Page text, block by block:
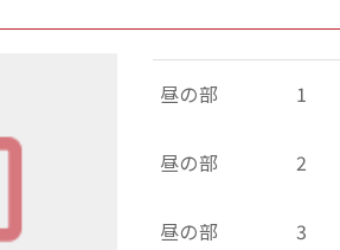
昼の部 1
昼の部 2
昼の部 3